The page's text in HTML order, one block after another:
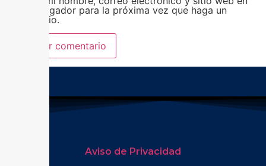
este navegador para la próxima vez que haga un
comentario.
Aviso de Privacidad